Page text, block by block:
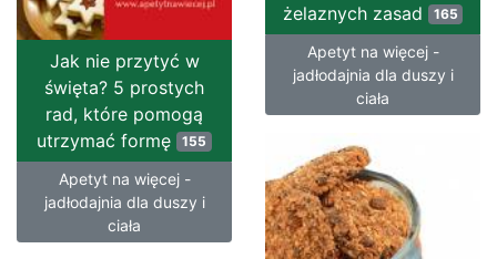
żelaznych zasad
165
Apetyt na więcej -
jadłodajnia dla duszy i
ciała
Jak nie przytyć w
święta? 5 prostych
rad, które pomogą
utrzymać formę 155
Apetyt na więcej -
jadłodajnia dla duszy i
ciała